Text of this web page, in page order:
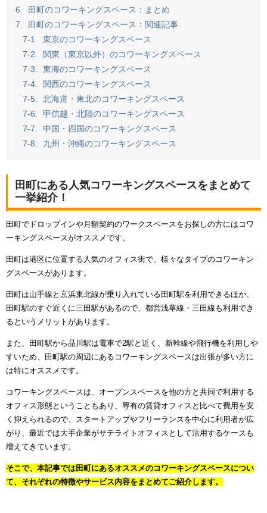
6.
田町のコワーキングスペース：まとめ
7.
田町のコワーキングスペース：関連記事
7-1.
東京のコワーキングスペース
7-2.
関東（東京以外）のコワーキングスペース
7-3.
東海のコワーキングスペース
7-4.
関西のコワーキングスペース
7-5.
北海道・東北のコワーキングスペース
7-6.
甲信越・北陸のコワーキングスペース
7-7.
中国・四国のコワーキングスペース
7-8.
九州・沖縄のコワーキングスペース
田町にある人気コワーキングスペースをまとめて
一挙紹介！
田町でドロップインや月額契約のワークスペースをお探しの方にはコワ
ーキングスペースがオススメです。
田町は港区に位置する人気のオフィス街で、様々なタイプのコワーキン
グスペースがあります。
田町は山手線と京浜東北線が乗り入れている田町駅を利用できるほか、
田町駅のすぐ近くに三田駅があるので、都営浅草線・三田線も利用でき
るというメリットがあります。
また、田町駅から品川駅は電車で2駅と近く、新幹線や飛行機を利用しや
すいため、田町駅の周辺にあるコワーキングスペースは出張が多い方に
は特にオススメです。
コワーキングスペースは、オープンスペースを他の方と共同で利用する
オフィス形態ということもあり、専有の賃貸オフィスと比べて費用を安
く抑えられるので、スタートアップやフリーランスを中心に利用者が広
がり、最近では大手企業がサテライトオフィスとして活用するケースも
増えてきています。
そこで、本記事では田町にあるオススメのコワーキングスペースについ
て、それぞれの特徴やサービス内容をまとめてご紹介します。